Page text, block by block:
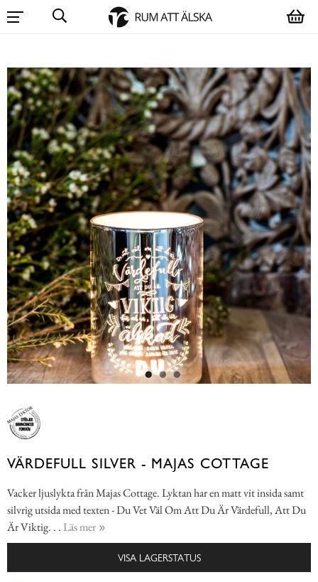
VÄRDEFULL SILVER - MAJAS COTTAGE
Vacker ljuslykta från Majas Cottage. Lyktan har en matt vit insida samt
silvrig utsida med texten - Du Vet Väl Om Att Du Är Värdefull, Att Du
Är Viktig. . . Läs mer
VISA LAGERSTATUS